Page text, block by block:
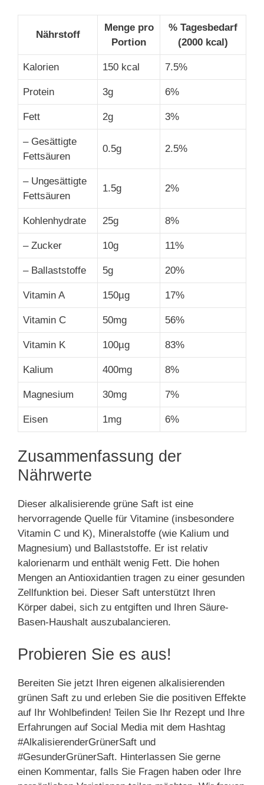
Nährstoff
Menge pro
Portion
% Tagesbedarf
(2000 kcal)
Kalorien 150 kcal 7.5%
Protein 3g 6%
Fett 2g 3%
– Gesättigte
Fettsäuren
0.5g 2.5%
– Ungesättigte
Fettsäuren
1.5g 2%
Kohlenhydrate 25g 8%
– Zucker 10g 11%
– Ballaststoffe 5g 20%
Vitamin A 150µg 17%
Vitamin C 50mg 56%
Vitamin K 100µg 83%
Kalium 400mg 8%
Magnesium 30mg 7%
Eisen 1mg 6%
Zusammenfassung der
Nährwerte
Dieser alkalisierende grüne Saft ist eine
hervorragende Quelle für Vitamine (insbesondere
Vitamin C und K), Mineralstoffe (wie Kalium und
Magnesium) und Ballaststoffe. Er ist relativ
kalorienarm und enthält wenig Fett. Die hohen
Mengen an Antioxidantien tragen zu einer gesunden
Zellfunktion bei. Dieser Saft unterstützt Ihren
Körper dabei, sich zu entgiften und Ihren Säure-
Basen-Haushalt auszubalancieren.
Probieren Sie es aus!
Bereiten Sie jetzt Ihren eigenen alkalisierenden
grünen Saft zu und erleben Sie die positiven Effekte
auf Ihr Wohlbefinden! Teilen Sie Ihr Rezept und Ihre
Erfahrungen auf Social Media mit dem Hashtag
#AlkalisierenderGrünerSaft und
#GesunderGrünerSaft. Hinterlassen Sie gerne
einen Kommentar, falls Sie Fragen haben oder Ihre